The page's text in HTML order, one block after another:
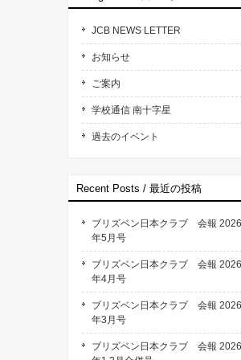
JCB NEWS LETTER
お知らせ
ご案内
学校通信 南十字星
過去のイベント
Recent Posts / 最近の投稿
ブリズベン日本クラブ 会報 2026
年5月号
ブリズベン日本クラブ 会報 2026
年4月号
ブリズベン日本クラブ 会報 2026
年3月号
ブリズベン日本クラブ 会報 2026